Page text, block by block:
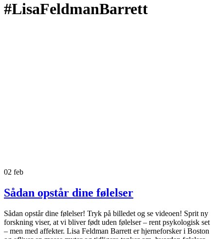
#LisaFeldmanBarrett
02 feb
Sådan opstår dine følelser
Sådan opstår dine følelser! Tryk på billedet og se videoen! Sprit ny
forskning viser, at vi bliver født uden følelser – rent psykologisk set
– men med affekter. Lisa Feldman Barrett er hjerneforsker i Boston